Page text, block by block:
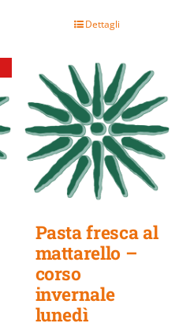
Dettagli
Pasta fresca al
mattarello –
corso
invernale
lunedì